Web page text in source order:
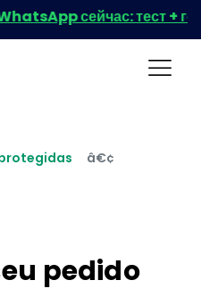
сейчас: тест +
â€¢
pedido